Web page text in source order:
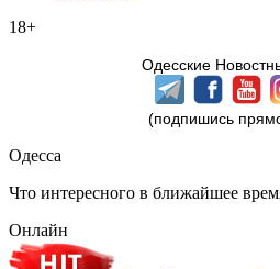
18+
Одесские
(подпишись
Одесса
Что интересного в ближайшее
Онлайн